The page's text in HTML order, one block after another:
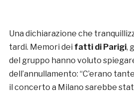
Una dichiarazione che
tardi. Memori dei fatti di Parigi,
del gruppo hanno voluto
dell’annullamento: “C’erano
il concerto a Milano sarebbe